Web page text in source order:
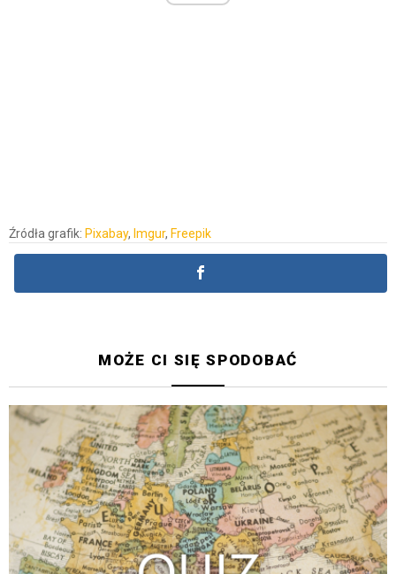
Źródła grafik: Pixabay, Imgur, Freepik
MOŻE CI SIĘ SPODOBAĆ